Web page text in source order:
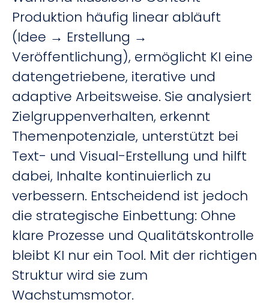
Produktion häufig linear abläuft
(Idee → Erstellung →
Veröffentlichung), ermöglicht KI eine
datengetriebene, iterative und
adaptive Arbeitsweise. Sie analysiert
Zielgruppenverhalten, erkennt
Themenpotenziale, unterstützt bei
Text- und Visual-Erstellung und hilft
dabei, Inhalte kontinuierlich zu
verbessern. Entscheidend ist jedoch
die strategische Einbettung: Ohne
klare Prozesse und Qualitätskontrolle
bleibt KI nur ein Tool. Mit der richtigen
Struktur wird sie zum
Wachstumsmotor.